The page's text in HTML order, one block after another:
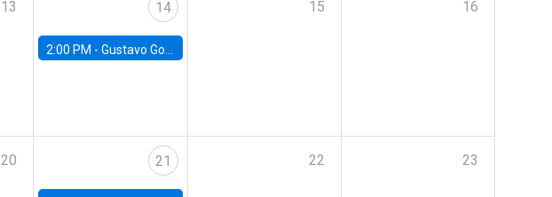
13 14
2:00 PM - Gustavo González - Banco Central de Chile
15 16
20 21 22 23